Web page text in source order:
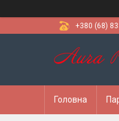
+380 (68)
Головна